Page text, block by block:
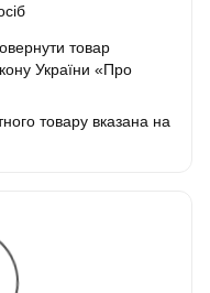
товар
України «Про
товару вказана на